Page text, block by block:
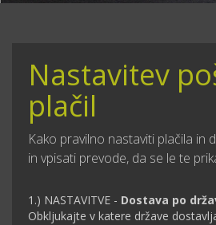
Nastavitev
plačil
Kako pravilno nastaviti plačila in
in vpisati prevode, da se le te
1.) NASTAVITVE - Dostava po
Obkljukajte v katere države